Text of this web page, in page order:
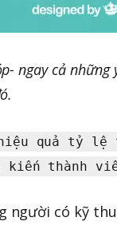
ngay cả
hiệu quả tỷ
kiến thành
người có kỹ